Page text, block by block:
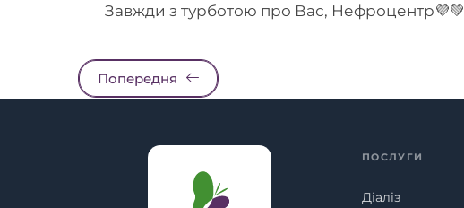
Завжди з турботою про Вас, Нефроцентр💜💚
Попередня
ПОСЛУГИ
Діаліз